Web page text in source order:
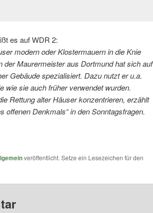
es auf WDR 2:
modern oder Klostermauern in die Knie
der Maurermeister aus Dortmund hat sich auf
Gebäude spezialisiert. Dazu nutzt er u.a.
wie sie auch früher verwendet wurden.
Rettung alter Häuser konzentrieren, erzählt
offenen Denkmals“ in den Sonntagsfragen.
veröffentlicht. Setze ein Lesezeichen für den